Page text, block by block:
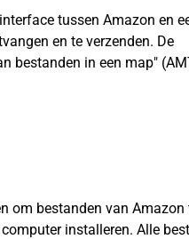
tussen Amazon en
en te verzenden. De
bestanden in een map"
om bestanden van Amazon
installeren. Alle